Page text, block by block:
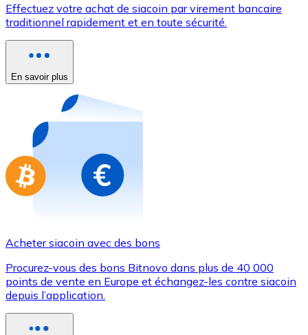
Utilisez les cartes Visa et Mastercard pour acheter
Acheter avec carte
Nouveau
Achetez des cartes-cadeaux de vos marques
Aller à la boutique de cartes-cadeaux
Effectuez votre achat de siacoin par virement bancaire
traditionnel rapidement et en toute sécurité.
En savoir plus
Acheter siacoin avec des bons
Procurez-vous des bons Bitnovo dans plus de 40 000
points de vente en Europe et échangez-les contre siacoin
depuis l’application.